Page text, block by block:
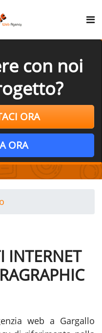
con noi
ORA
ORA
INTERNET
web a Gargallo